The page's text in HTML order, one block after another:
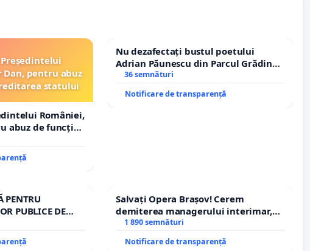
Dan, pentru abuz
statului
României,
abuz de funcție
Nu dezafectați bustul poetului
Adrian Păunescu din Parcul Grădina
Icoanei! Stop cenzurii culturale!
36 semnături
Notificare de transparență
PENTRU
PUBLICE DE
Salvați Opera Brașov! Cerem
demiterea managerului interimar,
Petrean Lucian-Marius!
1 890 semnături
Notificare de transparență